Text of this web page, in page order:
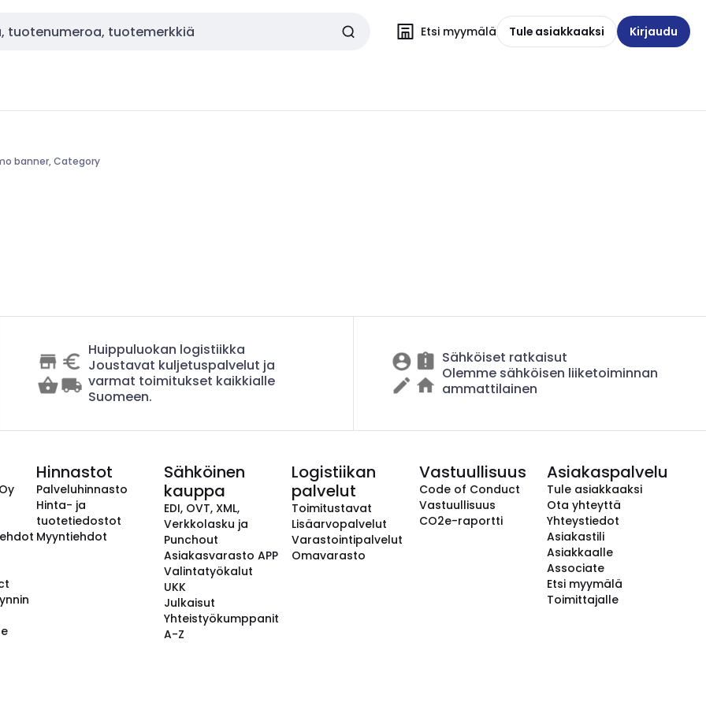
Etsi myymälä Tule asiakkaaksi Kirjaudu
banner, Category
Huippuluokan logistiikka
Joustavat kuljetuspalvelut ja
varmat toimitukset kaikkialle
Suomeen.
Sähköiset ratkaisut
Olemme sähköisen liiketoiminnan
ammattilainen
Hinnastot
Palveluhinnasto
Hinta- ja
tuotetiedostot
Myyntiehdot
Sähköinen
kauppa
EDI, OVT, XML,
Verkkolasku ja
Punchout
Asiakasvarasto APP
Valintatyökalut
UKK
Julkaisut
Yhteistyökumppanit
A-Z
Logistiikan
palvelut
Toimitustavat
Lisäarvopalvelut
Varastointipalvelut
Omavarasto
Vastuullisuus
Code of Conduct
Vastuullisuus
CO2e-raportti
Asiakaspalvelu
Tule asiakkaaksi
Ota yhteyttä
Yhteystiedot
Asiakastili
Asiakkaalle
Associate
Etsi myymälä
Toimittajalle